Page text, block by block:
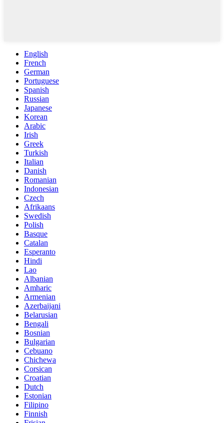
English
French
German
Portuguese
Spanish
Russian
Japanese
Korean
Arabic
Irish
Greek
Turkish
Italian
Danish
Romanian
Indonesian
Czech
Afrikaans
Swedish
Polish
Basque
Catalan
Esperanto
Hindi
Lao
Albanian
Amharic
Armenian
Azerbaijani
Belarusian
Bengali
Bosnian
Bulgarian
Cebuano
Chichewa
Corsican
Croatian
Dutch
Estonian
Filipino
Finnish